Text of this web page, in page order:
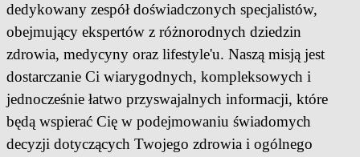
dedykowany zespół doświadczonych specjalistów,
obejmujący ekspertów z różnorodnych dziedzin
zdrowia, medycyny oraz lifestyle'u. Naszą misją jest
dostarczanie Ci wiarygodnych, kompleksowych i
jednocześnie łatwo przyswajalnych informacji, które
będą wspierać Cię w podejmowaniu świadomych
decyzji dotyczących Twojego zdrowia i ogólnego